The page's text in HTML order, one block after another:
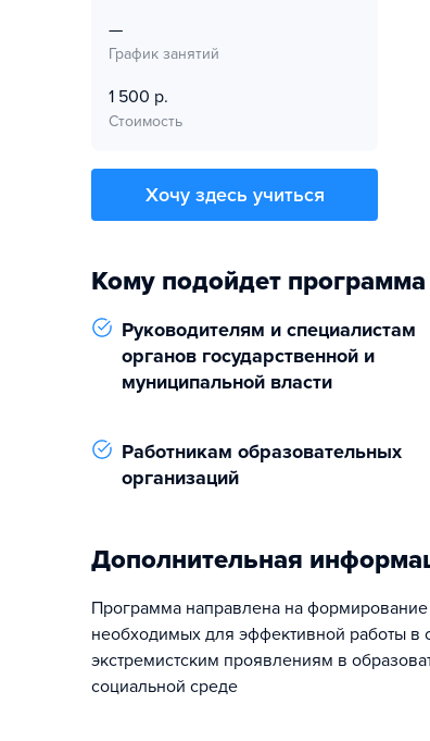
—
График занятий
1 500 р.
Стоимость
Хочу здесь учиться
Кому подойдет программа
Руководителям и специалистам
органов государственной и
муниципальной власти
Работникам образовательных
организаций
Дополнительная
Программа направлена на
необходимых для эффективной работы в
экстремистским проявлениям в
социальной среде